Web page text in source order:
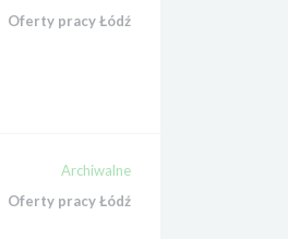
Oferty pracy Łódź
Archiwalne
Oferty pracy Łódź